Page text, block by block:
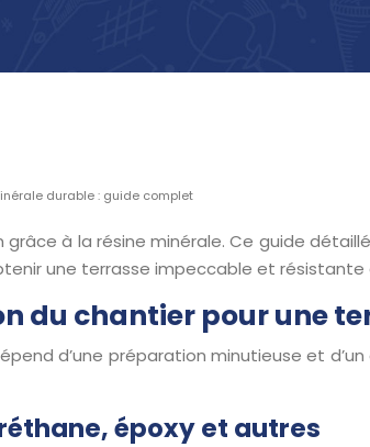
durable : guide complet
à la résine minérale. Ce guide
une terrasse impeccable et
du chantier pour une
d’une préparation minutieuse et
époxy et autres